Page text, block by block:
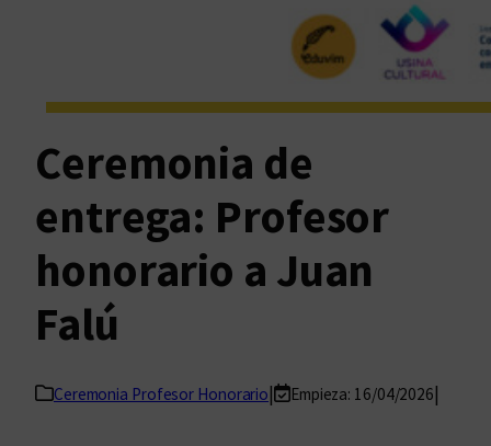
Ceremonia de
entrega: Profesor
honorario a Juan
Falú
Ceremonia Profesor Honorario| Empieza: 16/04/2026|